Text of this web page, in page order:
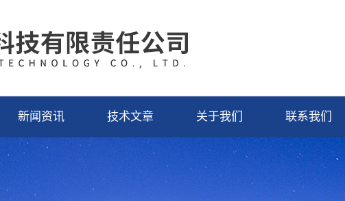
新闻资讯 技术文章 关于我们 联系我们